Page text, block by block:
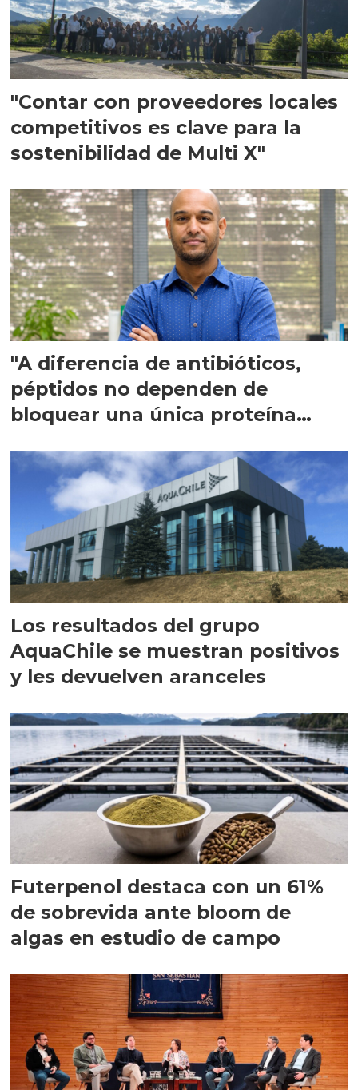
"Contar con proveedores locales
competitivos es clave para la
sostenibilidad de Multi X"
"A diferencia de antibióticos,
péptidos no dependen de
bloquear una única proteína
Los resultados del grupo
AquaChile se muestran positivos
y les devuelven aranceles
Futerpenol destaca con un 61%
de sobrevida ante bloom de
algas en estudio de campo